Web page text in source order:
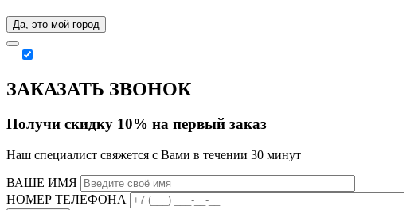
Да, это мой город
ЗАКАЗАТЬ ЗВОНОК
Получи скидку 10% на первый заказ
Наш специалист свяжется с Вами в течении 30 минут
ВАШЕ ИМЯ
НОМЕР ТЕЛЕФОНА